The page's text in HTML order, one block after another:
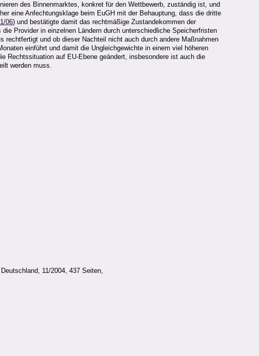
des Binnenmarktes, konkret für den Wettbewerb, zuständig ist, und
eine Anfechtungsklage beim EuGH mit der Behauptung, dass die dritte
06) und bestätigte damit das rechtmäßige Zustandekommen der
Provider in einzelnen Ländern durch unterschiedliche Speicherfristen
rechtfertigt und ob dieser Nachteil nicht auch durch andere Maßnahmen
einführt und damit die Ungleichgewichte in einem viel höheren
Rechtssituation auf EU-Ebene geändert, insbesondere ist auch die
werden muss.
11/2004, 437 Seiten,